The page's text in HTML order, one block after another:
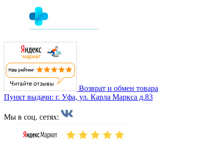
Возврат и обмен товара
Пункт выдачи: г. Уфа, ул. Карла Маркса д.83
Мы в соц. сетях: